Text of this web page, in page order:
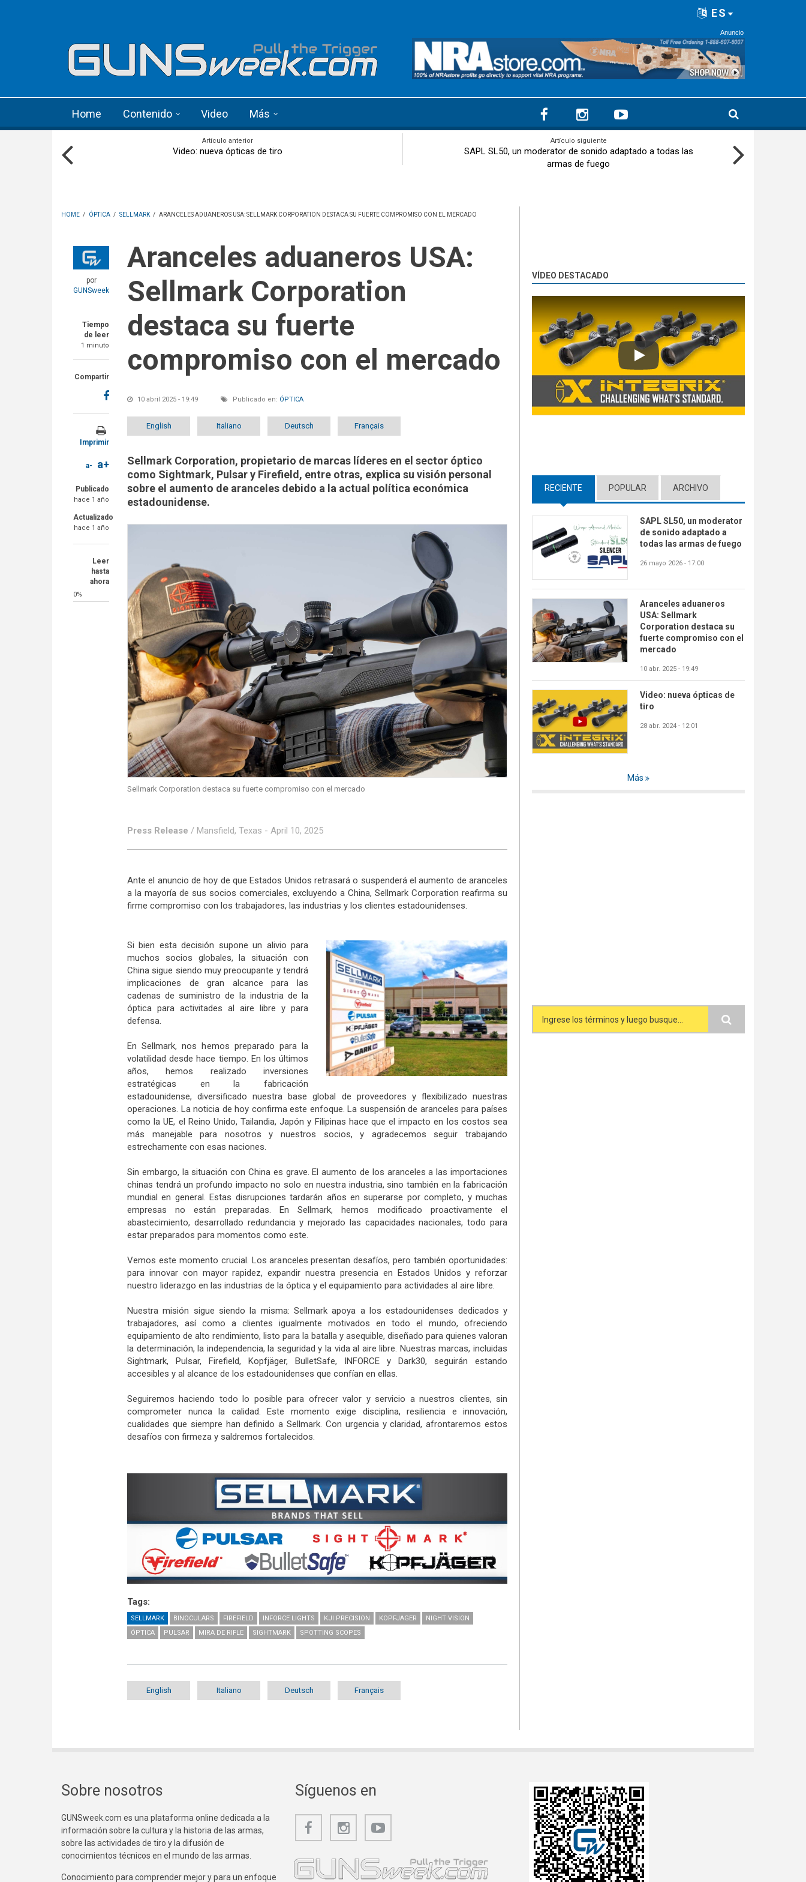
ES
Anuncio
Home Contenido Video Más
Artículo anterior
Video: nueva ópticas de tiro
Artículo siguiente
SAPL SL50, un moderator de sonido adaptado a todas las
armas de fuego
HOME / ÓPTICA / SELLMARK / ARANCELES ADUANEROS USA: SELLMARK CORPORATION DESTACA SU FUERTE COMPROMISO CON EL MERCADO
por
GUNSweek
Tiempo
de leer
1 minuto
Compartir
Imprimir
a- a+
Publicado
hace 1 año
Actualizado
hace 1 año
Leer
hasta
ahora
0%
Aranceles aduaneros USA:
Sellmark Corporation
destaca su fuerte
compromiso con el mercado
10 abril 2025 - 19:49 Publicado en: ÓPTICA
English Italiano Deutsch Français
Sellmark Corporation, propietario de marcas líderes en el sector óptico
como Sightmark, Pulsar y Firefield, entre otras, explica su visión personal
sobre el aumento de aranceles debido a la actual política económica
estadounidense.
Sellmark Corporation destaca su fuerte compromiso con el mercado
Press Release / Mansfield, Texas - April 10, 2025
Ante el anuncio de hoy de que Estados Unidos retrasará o suspenderá el aumento de aranceles
a la mayoría de sus socios comerciales, excluyendo a China, Sellmark Corporation reafirma su
firme compromiso con los trabajadores, las industrias y los clientes estadounidenses.
Si bien esta decisión supone un alivio para
muchos socios globales, la situación con
China sigue siendo muy preocupante y tendrá
implicaciones de gran alcance para las
cadenas de suministro de la industria de la
óptica para activitades al aire libre y para
defensa.
En Sellmark, nos hemos preparado para la
volatilidad desde hace tiempo. En los últimos
años, hemos realizado inversiones
estratégicas en la fabricación
estadounidense, diversificado nuestra base global de proveedores y flexibilizado nuestras
operaciones. La noticia de hoy confirma este enfoque. La suspensión de aranceles para países
como la UE, el Reino Unido, Tailandia, Japón y Filipinas hace que el impacto en los costos sea
más manejable para nosotros y nuestros socios, y agradecemos seguir trabajando
estrechamente con esas naciones.
Sin embargo, la situación con China es grave. El aumento de los aranceles a las importaciones
chinas tendrá un profundo impacto no solo en nuestra industria, sino también en la fabricación
mundial en general. Estas disrupciones tardarán años en superarse por completo, y muchas
empresas no están preparadas. En Sellmark, hemos modificado proactivamente el
abastecimiento, desarrollado redundancia y mejorado las capacidades nacionales, todo para
estar preparados para momentos como este.
Vemos este momento crucial. Los aranceles presentan desafíos, pero también oportunidades:
para innovar con mayor rapidez, expandir nuestra presencia en Estados Unidos y reforzar
nuestro liderazgo en las industrias de la óptica y el equipamiento para actividades al aire libre.
Nuestra misión sigue siendo la misma: Sellmark apoya a los estadounidenses dedicados y
trabajadores, así como a clientes igualmente motivados en todo el mundo, ofreciendo
equipamiento de alto rendimiento, listo para la batalla y asequible, diseñado para quienes valoran
la determinación, la independencia, la seguridad y la vida al aire libre. Nuestras marcas, incluidas
Sightmark, Pulsar, Firefield, Kopfjäger, BulletSafe, INFORCE y Dark30, seguirán estando
accesibles y al alcance de los estadounidenses que confían en ellas.
Seguiremos haciendo todo lo posible para ofrecer valor y servicio a nuestros clientes, sin
comprometer nunca la calidad. Este momento exige disciplina, resiliencia e innovación,
cualidades que siempre han definido a Sellmark. Con urgencia y claridad, afrontaremos estos
desafíos con firmeza y saldremos fortalecidos.
Tags:
SELLMARK BINOCULARS FIREFIELD INFORCE LIGHTS KJI PRECISION KOPFJAGER
NIGHT VISION
ÓPTICA
PULSAR MIRA DE RIFLE SIGHTMARK SPOTTING SCOPES
English Italiano Deutsch Français
VÍDEO DESTACADO
Play
RECIENTE (ACTIVE TAB)
POPULAR ARCHIVO
SAPL SL50, un moderator
de sonido adaptado a
todas las armas de fuego
26 mayo 2026 - 17:00
Aranceles aduaneros
USA: Sellmark
Corporation destaca su
fuerte compromiso con el
mercado
10 abr. 2025 - 19:49
Video: nueva ópticas de
tiro
28 abr. 2024 - 12:01
Más
Search form
Sobre nosotros
GUNSweek.com es una plataforma online dedicada a la
información sobre la cultura y la historia de las armas,
sobre las actividades de tiro y la difusión de
conocimientos técnicos en el mundo de las armas.
Conocimiento para comprender mejor y para un enfoque
Síguenos en